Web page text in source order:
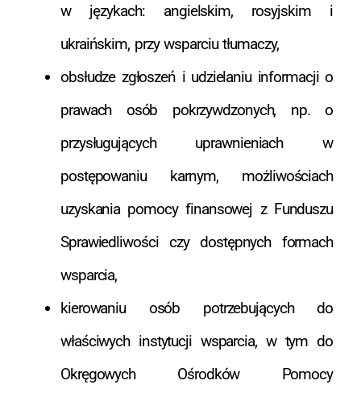
w językach: angielskim, rosyjskim i
ukraińskim, przy wsparciu tłumaczy,
obsłudze zgłoszeń i udzielaniu informacji o
prawach osób pokrzywdzonych, np. o
przysługujących uprawnieniach w
postępowaniu karnym, możliwościach
uzyskania pomocy finansowej z Funduszu
Sprawiedliwości czy dostępnych formach
wsparcia,
kierowaniu osób potrzebujących do
właściwych instytucji wsparcia, w tym do
Okręgowych Ośrodków Pomocy